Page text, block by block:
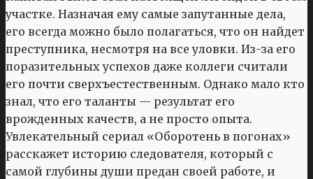
участке. Назначая ему самые запутанные дела,
его всегда можно было полагаться, что он найдет
преступника, несмотря на все уловки. Из-за его
поразительных успехов даже коллеги считали
его почти сверхъестественным. Однако мало кто
знал, что его таланты — результат его
врожденных качеств, а не просто опыта.
Увлекательный сериал «Оборотень в погонах»
расскажет историю следователя, который с
самой глубины души предан своей работе, и